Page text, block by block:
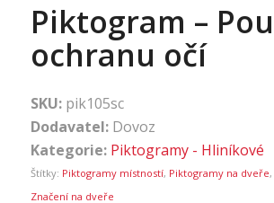
Piktogram –
ochranu očí
SKU: pik105sc
Dodavatel: Dovoz
Kategorie: Piktogramy - Hliníkové
Štítky: Piktogramy místností, Piktogramy na dveře,
Značení na dveře